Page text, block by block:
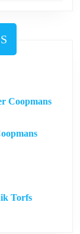
Coopmans
Torfs